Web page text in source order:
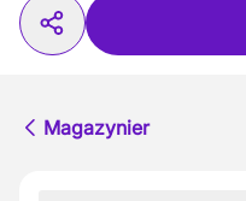
Magazynier